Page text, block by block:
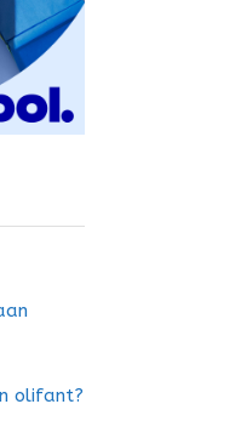
olifant?